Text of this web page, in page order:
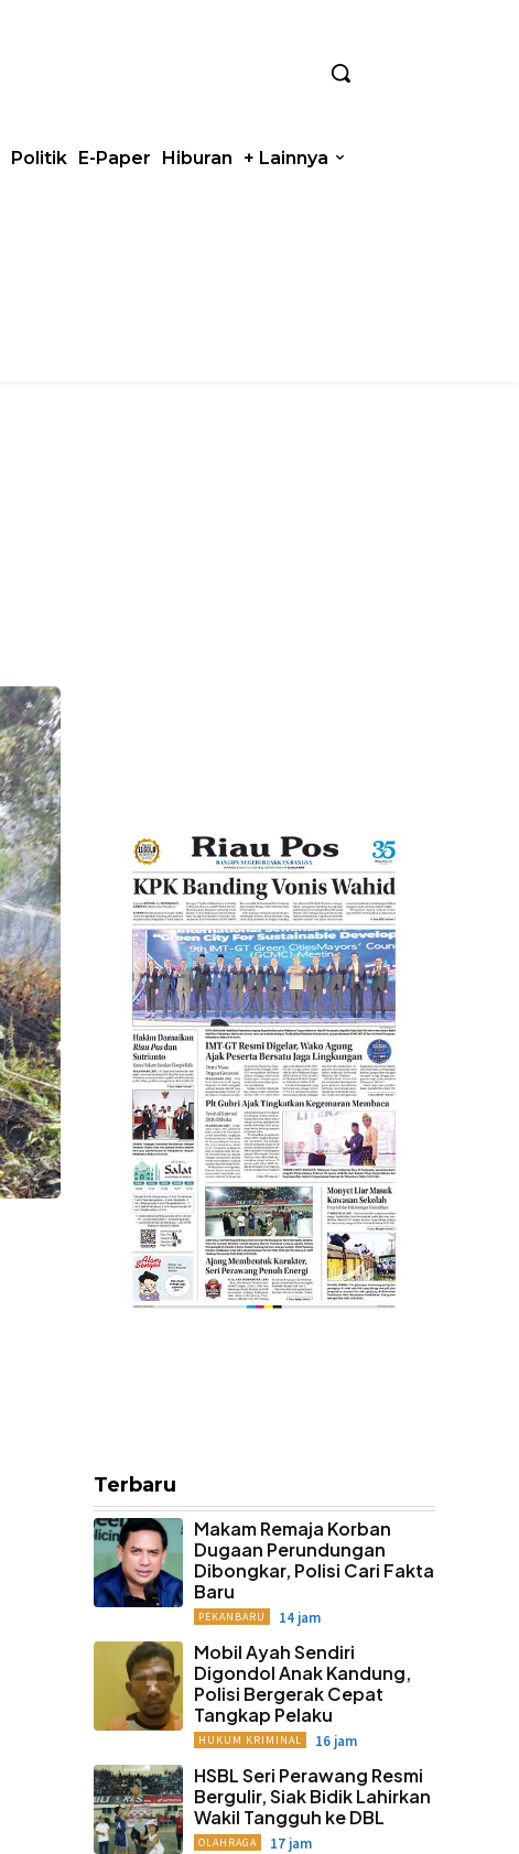
Politik E-Paper Hiburan + Lainnya
Terbaru
Makam Remaja Korban
Dugaan Perundungan
Dibongkar, Polisi Cari Fakta
Baru
PEKANBARU 14 jam
Mobil Ayah Sendiri
Digondol Anak Kandung,
Polisi Bergerak Cepat
Tangkap Pelaku
HUKUM KRIMINAL 16 jam
HSBL Seri Perawang Resmi
Bergulir, Siak Bidik Lahirkan
Wakil Tangguh ke DBL
OLAHRAGA 17 jam